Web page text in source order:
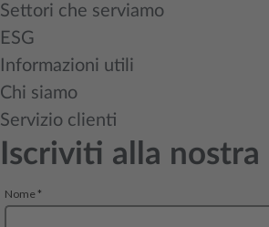
Settori che serviamo
ESG
Informazioni utili
Chi siamo
Servizio clienti
Iscriviti alla